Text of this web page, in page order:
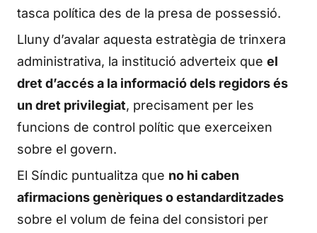
tasca política des de la presa de possessió.
Lluny d’avalar aquesta estratègia de trinxera
administrativa, la institució adverteix que el
dret d’accés a la informació dels regidors és
un dret privilegiat, precisament per les
funcions de control polític que exerceixen
sobre el govern.
El Síndic puntualitza que no hi caben
afirmacions genèriques o estandarditzades
sobre el volum de feina del consistori per